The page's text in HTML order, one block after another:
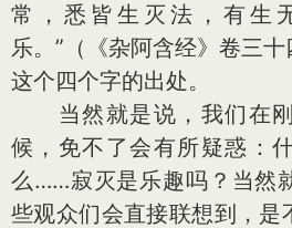
常，悉皆生灭法，有生
乐。”（《杂阿含经》卷三
这个四个字的出处。
当然就是说，我们在刚
候，免不了会有所疑惑：
么……寂灭是乐趣吗？当然
些观众们会直接联想到，是